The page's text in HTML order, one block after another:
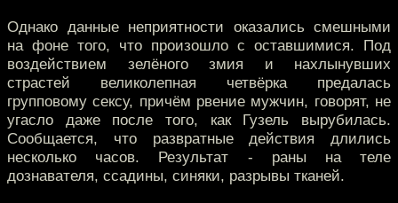
Однако данные неприятности оказались смешными
на фоне того, что произошло с оставшимися. Под
воздействием зелёного змия и нахлынувших
страстей великолепная четвёрка предалась
групповому сексу, причём рвение мужчин, говорят, не
угасло даже после того, как Гузель вырубилась.
Сообщается, что развратные действия длились
несколько часов. Результат - раны на теле
дознавателя, ссадины, синяки, разрывы тканей.